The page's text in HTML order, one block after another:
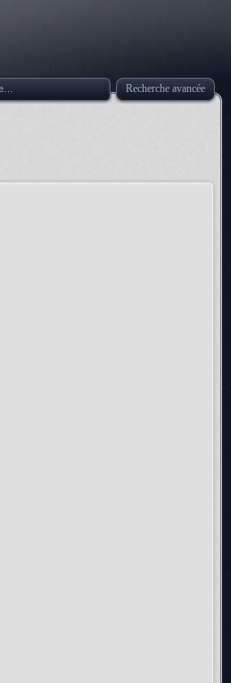
Recherche avancée